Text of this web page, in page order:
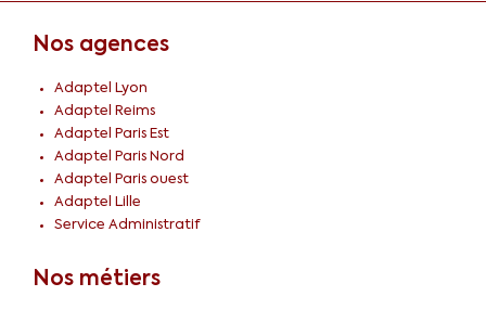
Nos agences
Adaptel Lyon
Adaptel Reims
Adaptel Paris Est
Adaptel Paris Nord
Adaptel Paris ouest
Adaptel Lille
Service Administratif
Nos métiers